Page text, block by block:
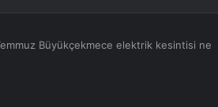
Büyükçekmece elektrik kesintisi ne